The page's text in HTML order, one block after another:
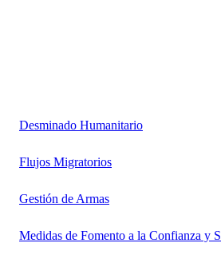
Desminado Humanitario
Flujos Migratorios
Gestión de Armas
Medidas de Fomento a la Confianza y